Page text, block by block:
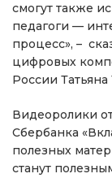
смогут также
педагоги —
процесс», –
цифровых
России
Видеоролики
Сбербанка
полезных
станут